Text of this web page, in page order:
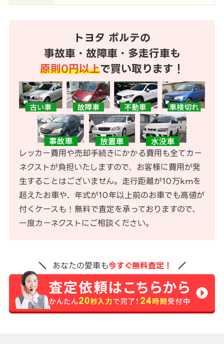
トヨタ ポルテの
事故車・故障車・多走行車も
原則0円以上で買い取ります！
レッカー費用や売却手続きにかかる費用も全てカー
ネクストが負担いたしますので、お客様に費用が発
生することはございません。走行距離が10万kmを
超えたお車や、年式が10年以上前のお車でも高値が
付くケースも！無料で査定を承っておりますので、
一度カーネクストにご相談ください。
あなたの愛車も今すぐ無料査定！